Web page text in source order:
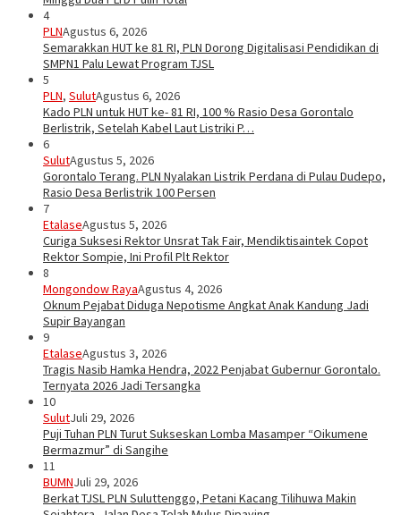
4
PLNAgustus 6, 2026
Semarakkan HUT ke 81 RI, PLN Dorong Digitalisasi Pendidikan di
SMPN1 Palu Lewat Program TJSL
5
PLN, SulutAgustus 6, 2026
Kado PLN untuk HUT ke- 81 RI, 100 % Rasio Desa Gorontalo
Berlistrik, Setelah Kabel Laut Listriki P…
6
SulutAgustus 5, 2026
Gorontalo Terang. PLN Nyalakan Listrik Perdana di Pulau Dudepo,
Rasio Desa Berlistrik 100 Persen
7
EtalaseAgustus 5, 2026
Curiga Suksesi Rektor Unsrat Tak Fair, Mendiktisaintek Copot
Rektor Sompie, Ini Profil Plt Rektor
8
Mongondow RayaAgustus 4, 2026
Oknum Pejabat Diduga Nepotisme Angkat Anak Kandung Jadi
Supir Bayangan
9
EtalaseAgustus 3, 2026
Tragis Nasib Hamka Hendra, 2022 Penjabat Gubernur Gorontalo.
Ternyata 2026 Jadi Tersangka
10
SulutJuli 29, 2026
Puji Tuhan PLN Turut Sukseskan Lomba Masamper “Oikumene
Bermazmur” di Sangihe
11
BUMNJuli 29, 2026
Berkat TJSL PLN Suluttenggo, Petani Kacang Tilihuwa Makin